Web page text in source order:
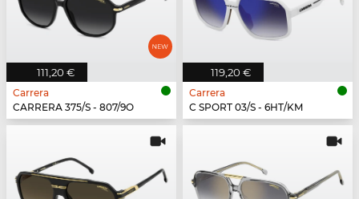
111,20 €
Carrera
CARRERA 375/S - 807/9O
119,20 €
Carrera
C SPORT 03/S - 6HT/KM